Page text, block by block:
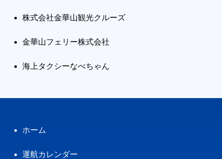
株式会社金華山観光クルーズ
金華山フェリー株式会社
海上タクシーなべちゃん
ホーム
運航カレンダー